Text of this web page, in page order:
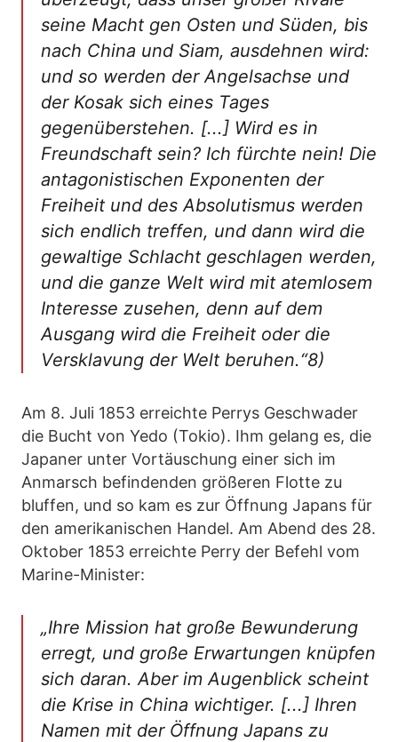
seine Macht gen Osten und Süden, bis
nach China und Siam, ausdehnen wird:
und so werden der Angelsachse und
der Kosak sich eines Tages
gegenüberstehen. [...] Wird es in
Freundschaft sein? Ich fürchte nein! Die
antagonistischen Exponenten der
Freiheit und des Absolutismus werden
sich endlich treffen, und dann wird die
gewaltige Schlacht geschlagen werden,
und die ganze Welt wird mit atemlosem
Interesse zusehen, denn auf dem
Ausgang wird die Freiheit oder die
Versklavung der Welt beruhen.“8)
Am 8. Juli 1853 erreichte Perrys Geschwader
die Bucht von Yedo (Tokio). Ihm gelang es, die
Japaner unter Vortäuschung einer sich im
Anmarsch befindenden größeren Flotte zu
bluffen, und so kam es zur Öffnung Japans für
den amerikanischen Handel. Am Abend des 28.
Oktober 1853 erreichte Perry der Befehl vom
Marine-Minister:
„Ihre Mission hat große Bewunderung
erregt, und große Erwartungen knüpfen
sich daran. Aber im Augenblick scheint
die Krise in China wichtiger. [...] Ihren
Namen mit der Öffnung Japans zu